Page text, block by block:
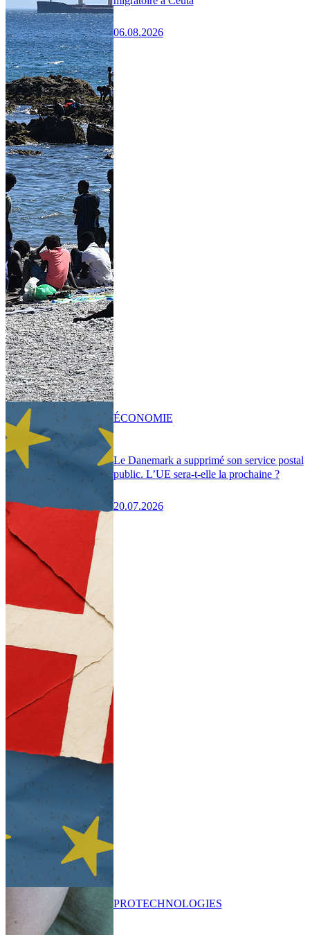
06.08.2026
Le Danemark a supprimé son service postal
public. L’UE sera-t-elle la prochaine ?
20.07.2026
ÉCONOMIE
PROTECHNOLOGIES